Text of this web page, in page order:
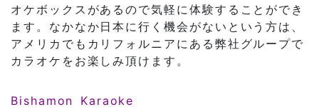
オケボックスがあるので気軽に体験することができ
ます。なかなか日本に行く機会がないという方は、
アメリカでもカリフォルニアにある弊社グループで
カラオケをお楽しみ頂けます。
Bishamon Karaoke